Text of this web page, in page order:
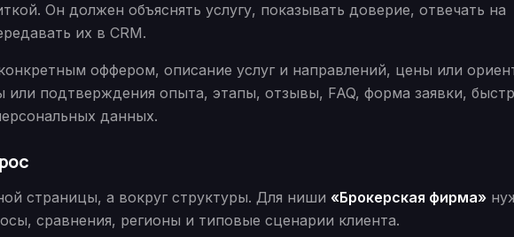
Он должен объяснять услугу, показывать доверие, отвечать на
их в CRM.
оффером, описание услуг и направлений, цены или
подтверждения опыта, этапы, отзывы, FAQ, форма заявки,
данных.
страницы, а вокруг структуры. Для ниши «Брокерская фирма»
сравнения, регионы и типовые сценарии клиента.